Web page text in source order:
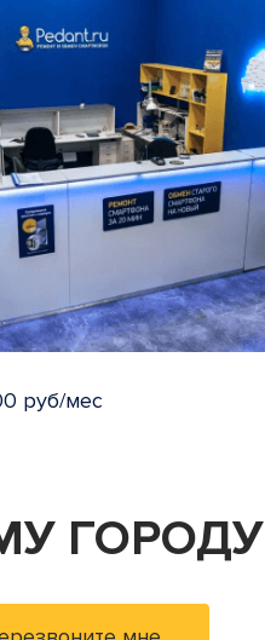
руб/мес
ГОРОДУ